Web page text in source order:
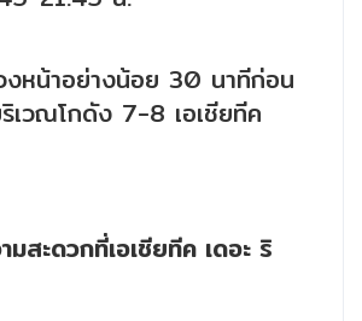
งหน้าอย่างน้อย 30 นาทีก่อน
ริเวณโกดัง 7-8 เอเชียทีค
สะดวกที่เอเชียทีค เดอะ ริ